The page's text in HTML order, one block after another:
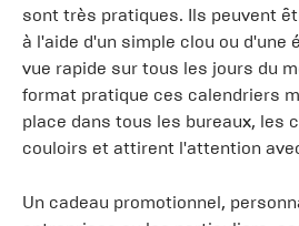
sont très pratiques. Ils peuvent
à l'aide d'un simple clou ou d'une
vue rapide sur tous les jours du
format pratique ces calendriers
place dans tous les bureaux, les
couloirs et attirent l'attention
Un cadeau promotionnel,